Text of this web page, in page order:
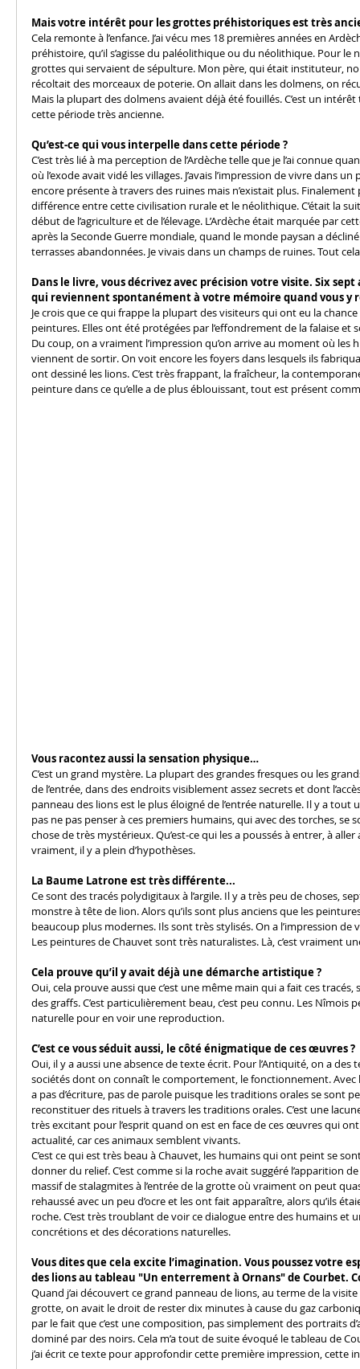
Mais votre intérêt pour les grottes préhistoriques est très
Cela remonte à l’enfance. J’ai vécu mes 18 premières années en
préhistoire, qu’il s’agisse du paléolithique ou du néolithique. Pour
grottes qui servaient de sépulture. Mon père, qui était instituteur,
récoltait des morceaux de poterie. On allait dans les dolmens, on
Mais la plupart des dolmens avaient déjà été fouillés. C’est un
cette période très ancienne.
Qu’est-ce qui vous interpelle dans cette période ?
C’est très lié à ma perception de l’Ardèche telle que je l’ai connue
où l’exode avait vidé les villages. J’avais l’impression de vivre dans
encore présente à travers des ruines mais n’existait plus.
différence entre cette civilisation rurale et le néolithique. C’était la
début de l’agriculture et de l’élevage. L’Ardèche était marquée par
après la Seconde Guerre mondiale, quand le monde paysan a
terrasses abandonnées. Je vivais dans un champs de ruines. Tout
Dans le livre, vous décrivez avec précision votre visite. Six
qui reviennent spontanément à votre mémoire quand vous y
Je crois que ce qui frappe la plupart des visiteurs qui ont eu la
peintures. Elles ont été protégées par l’effondrement de la falaise
Du coup, on a vraiment l’impression qu’on arrive au moment où
viennent de sortir. On voit encore les foyers dans lesquels ils
ont dessiné les lions. C’est très frappant, la fraîcheur, la
peinture dans ce qu’elle a de plus éblouissant, tout est présent
Vous racontez aussi la sensation physique…
C’est un grand mystère. La plupart des grandes fresques ou les
de l’entrée, dans des endroits visiblement assez secrets et dont
panneau des lions est le plus éloigné de l’entrée naturelle. Il y a
pas ne pas penser à ces premiers humains, qui avec des torches,
chose de très mystérieux. Qu’est-ce qui les a poussés à entrer, à
vraiment, il y a plein d’hypothèses.
La Baume Latrone est très différente...
Ce sont des tracés polydigitaux à l’argile. Il y a très peu de choses,
monstre à tête de lion. Alors qu’ils sont plus anciens que les
beaucoup plus modernes. Ils sont très stylisés. On a l’impression de
Les peintures de Chauvet sont très naturalistes. Là, c’est vraiment
Cela prouve qu’il y avait déjà une démarche artistique ?
Oui, cela prouve aussi que c’est une même main qui a fait ces
des graffs. C’est particulièrement beau, c’est peu connu. Les
naturelle pour en voir une reproduction.
C’est ce vous séduit aussi, le côté énigmatique de ces œuvres ?
Oui, il y a aussi une absence de texte écrit. Pour l’Antiquité, on a
sociétés dont on connaît le comportement, le fonctionnement. Avec
a pas d’écriture, pas de parole puisque les traditions orales se sont
reconstituer des rituels à travers les traditions orales. C’est une
très excitant pour l’esprit quand on est en face de ces œuvres qui
actualité, car ces animaux semblent vivants.
C’est ce qui est très beau à Chauvet, les humains qui ont peint se
donner du relief. C’est comme si la roche avait suggéré l’apparition
massif de stalagmites à l’entrée de la grotte où vraiment on peut
rehaussé avec un peu d’ocre et les ont fait apparaître, alors qu’ils
roche. C’est très troublant de voir ce dialogue entre des humains et
concrétions et des décorations naturelles.
Vous dites que cela excite l’imagination. Vous poussez votre
des lions au tableau "Un enterrement à Ornans" de Courbet.
Quand j’ai découvert ce grand panneau de lions, au terme de la
grotte, on avait le droit de rester dix minutes à cause du gaz
par le fait que c’est une composition, pas simplement des portraits
dominé par des noirs. Cela m’a tout de suite évoqué le tableau de
j’ai écrit ce texte pour approfondir cette première impression, cette